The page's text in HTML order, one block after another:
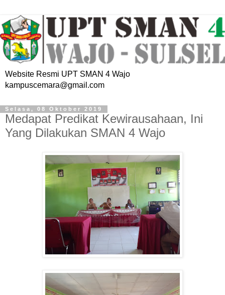
Website Resmi UPT SMAN 4 Wajo
kampuscemara@gmail.com
Selasa, 08 Oktober 2019
Medapat Predikat Kewirausahaan, Ini
Yang Dilakukan SMAN 4 Wajo